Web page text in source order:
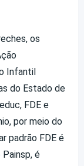
os
Infantil
do Estado de
FDE e
por meio do
padrão FDE é
é